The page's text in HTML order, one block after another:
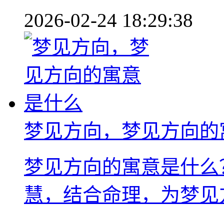
2026-02-24 18:29:38
梦见方向，梦见方向
梦见方向的寓意是什
慧，结合命理，为梦